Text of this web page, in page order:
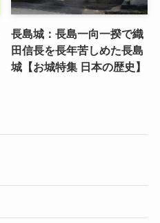
長島城：長島一向一揆で織
田信長を長年苦しめた長島
城【お城特集 日本の歴史】